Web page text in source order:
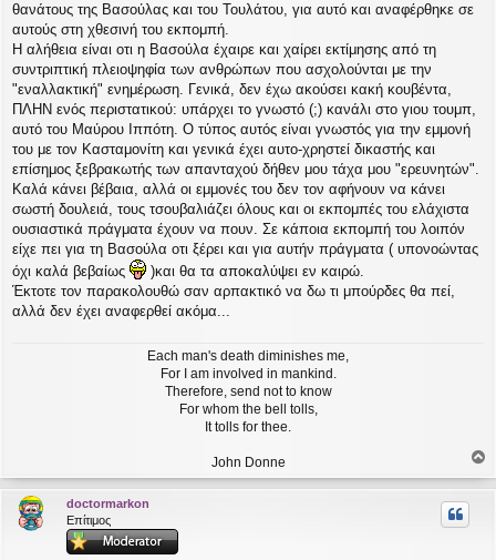
θανάτους της Βασούλας και του Τουλάτου, για αυτό και αναφέρθηκε σε
αυτούς στη χθεσινή του εκπομπή.
Η αλήθεια είναι οτι η Βασούλα έχαιρε και χαίρει εκτίμησης από τη
συντριπτική πλειοψηφία των ανθρώπων που ασχολούνται με την
"εναλλακτική" ενημέρωση. Γενικά, δεν έχω ακούσει κακή κουβέντα,
ΠΛΗΝ ενός περιστατικού: υπάρχει το γνωστό (;) κανάλι στο γιου τουμπ,
αυτό του Μαύρου Ιππότη. Ο τύπος αυτός είναι γνωστός για την εμμονή
του με τον Κασταμονίτη και γενικά έχει αυτο-χρηστεί δικαστής και
επίσημος ξεβρακωτής των απανταχού δήθεν μου τάχα μου "ερευνητών".
Καλά κάνει βέβαια, αλλά οι εμμονές του δεν τον αφήνουν να κάνει
σωστή δουλειά, τους τσουβαλιάζει όλους και οι εκπομπές του ελάχιστα
ουσιαστικά πράγματα έχουν να πουν. Σε κάποια εκπομπή του λοιπόν
είχε πει για τη Βασούλα οτι ξέρει και για αυτήν πράγματα ( υπονοώντας
όχι καλά βεβαίως
)και θα τα αποκαλύψει εν καιρώ.
Έκτοτε τον παρακολουθώ σαν αρπακτικό να δω τι μπούρδες θα πεί,
αλλά δεν έχει αναφερθεί ακόμα...
Each man's death diminishes me,
For I am involved in mankind.
Therefore, send not to know
For whom the bell tolls,
It tolls for thee.
John Donne
ο
ρ
doctormarkon
Επίτιμος